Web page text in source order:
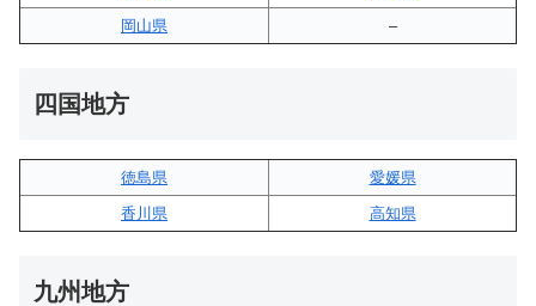
岡山県
–
四国地方
徳島県
愛媛県
香川県
高知県
九州地方